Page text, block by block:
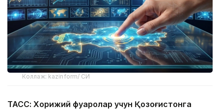
Коллаж: kazinform/ СИ
ТАСС: Хорижий фуқаролар учун Қозоғистонга